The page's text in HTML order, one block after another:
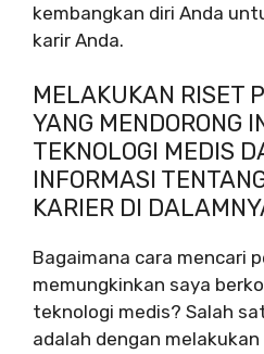
kembangkan diri Anda
karir Anda.
MELAKUKAN RISET
YANG MENDORONG
TEKNOLOGI MEDIS
INFORMASI
KARIER DI
Bagaimana cara mencari
memungkinkan saya
teknologi medis? Salah
adalah dengan